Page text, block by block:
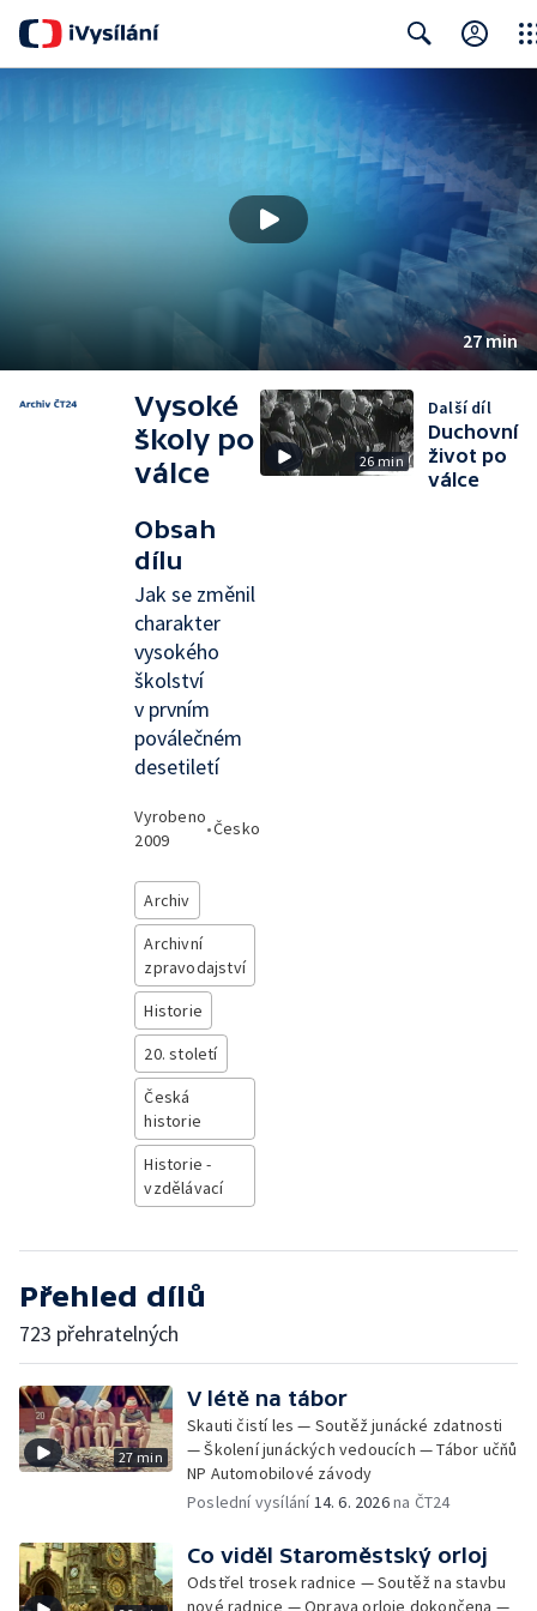
27 min
Vysoké
školy po
válce
Obsah
dílu
Jak se změnil
charakter
vysokého
školství
v prvním
poválečném
desetiletí
Vyrobeno
2009
•Česko
Archiv
Archivní
zpravodajství
Historie
20. století
Česká
historie
Historie -
vzdělávací
26 min
Další díl
Duchovní
život po
válce
Přehled dílů
723 přehratelných
27 min
V létě na tábor
Skauti čistí les — Soutěž junácké zdatnosti
— Školení junáckých vedoucích — Tábor učňů
NP Automobilové závody
Poslední vysílání14. 6. 2026na ČT24
Co viděl Staroměstský orloj
Odstřel trosek radnice — Soutěž na stavbu
nové radnice — Oprava orloje dokončena —